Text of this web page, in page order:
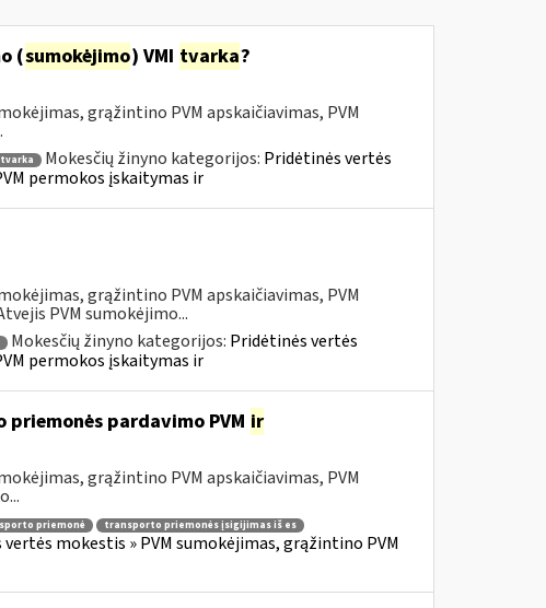
(sumokėjimo) VMI tvarka?
grąžintino PVM apskaičiavimas, PVM
Mokesčių žinyno kategorijos: Pridėtinės vertės
permokos įskaitymas ir
grąžintino PVM apskaičiavimas, PVM
PVM sumokėjimo...
Mokesčių žinyno kategorijos: Pridėtinės vertės
permokos įskaitymas ir
pardavimo PVM ir
grąžintino PVM apskaičiavimas, PVM
priemonė
transporto priemonės įsigijimas iš es
mokestis » PVM sumokėjimas, grąžintino PVM